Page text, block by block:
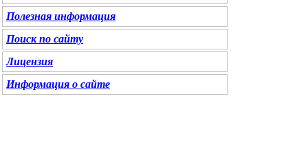
Полезная информация
Поиск по сайту
Лицензия
Информация о сайте